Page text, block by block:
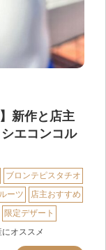
新作と店主
エコンコル
ブロンテピスタチオ
ーツ
店主おすすめ
限定デザート
オススメ